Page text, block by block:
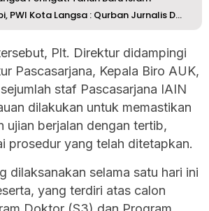
PWI Kota Langsa : Qurban Jurnalis D...
Plt. Direktur didampingi
Pascasarjana, Kepala Biro AUK,
staf Pascasarjana IAIN
dilakukan untuk memastikan
ujian berjalan dengan tertib,
prosedur yang telah ditetapkan.
dilaksanakan selama satu hari ini
yang terdiri atas calon